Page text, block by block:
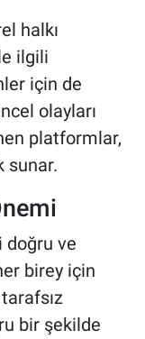
halkı
ilgili
için de
olayları
platformlar,
sunar.
doğru ve
birey için
bir şekilde